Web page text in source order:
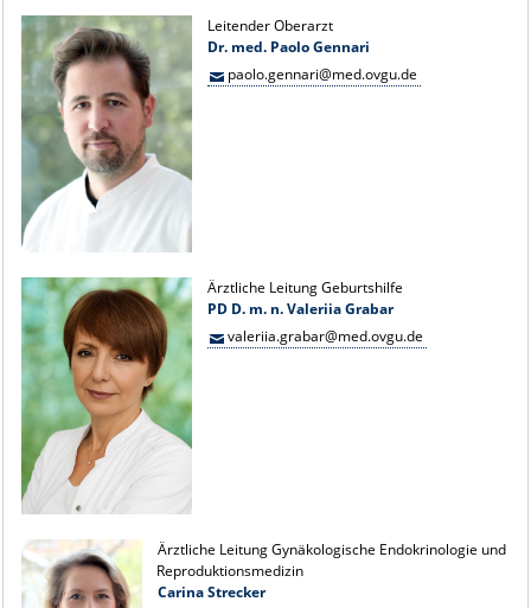
Leitender Oberarzt
Dr. med. Paolo Gennari
paolo.gennari@med.ovgu.de
Ärztliche Leitung Geburtshilfe
PD D. m. n. Valeriia Grabar
valeriia.grabar@med.ovgu.de
Ärztliche Leitung Gynäkologische Endokrinologie und
Reproduktionsmedizin
Carina Strecker